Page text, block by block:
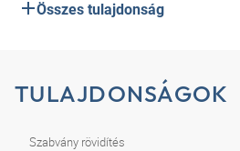
Összes tulajdonság
TULAJDONSÁGOK
Szabvány rövidítés